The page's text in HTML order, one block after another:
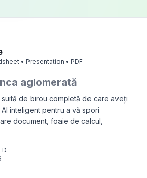
• Presentation • PDF
aglomerată
de birou completă de care aveți
inteligent pentru a vă spori
document, foaie de calcul,